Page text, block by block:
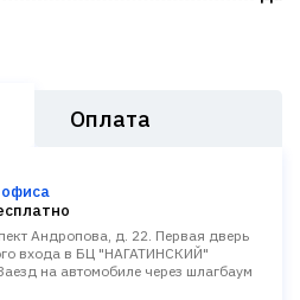
Оплата
офиса
Андропова, д. 22. Первая дверь
входа в БЦ "НАГАТИНСКИЙ"
на автомобиле через шлагбаум